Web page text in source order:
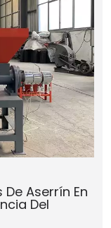
Aserrín En
Del